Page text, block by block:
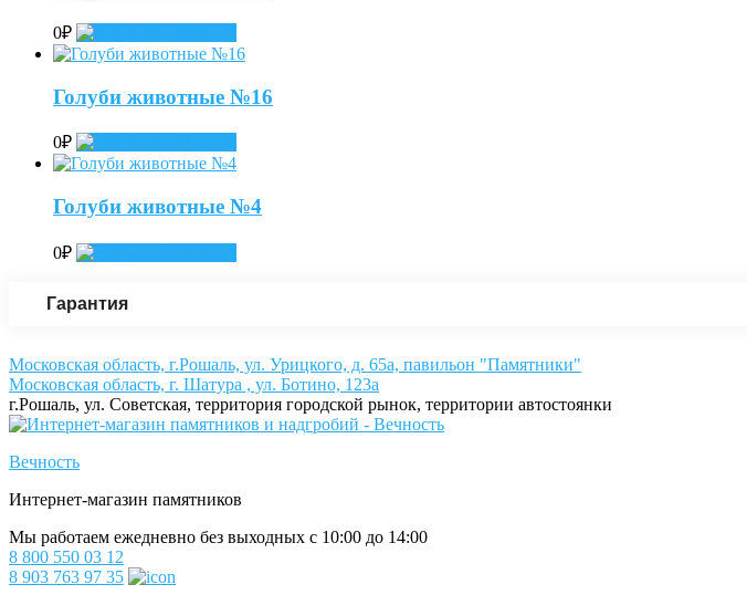
0₽
Голуби животные №16
0₽
Голуби животные №4
0₽
Гарантия
Московская область, г.Рошаль, ул. Урицкого, д. 65а, павильон "Памятники"
Московская область, г. Шатура , ул. Ботино, 123а
г.Рошаль, ул. Советская, территория городской рынок, территории автостоянки
Вечность
Интернет-магазин памятников
Мы работаем ежедневно без выходных с 10:00 до 14:00
8 800 550 03 12
8 903 763 97 35